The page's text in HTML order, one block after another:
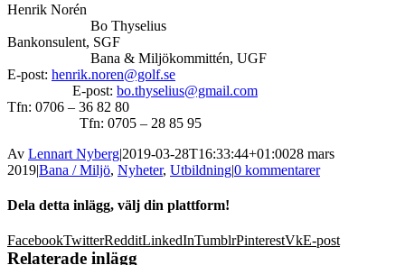
Henrik Norén
Bo Thyselius
Bankonsulent, SGF
Bana & Miljökommittén, UGF
E-post: henrik.noren@golf.se
E-post: bo.thyselius@gmail.com
Tfn: 0706 – 36 82 80
Tfn: 0705 – 28 85 95
Av Lennart Nyberg|2019-03-28T16:33:44+01:0028 mars
2019|Bana / Miljö, Nyheter, Utbildning|0 kommentarer
Dela detta inlägg, välj din plattform!
FacebookTwitterRedditLinkedInTumblrPinterestVkE-post
Relaterade inlägg